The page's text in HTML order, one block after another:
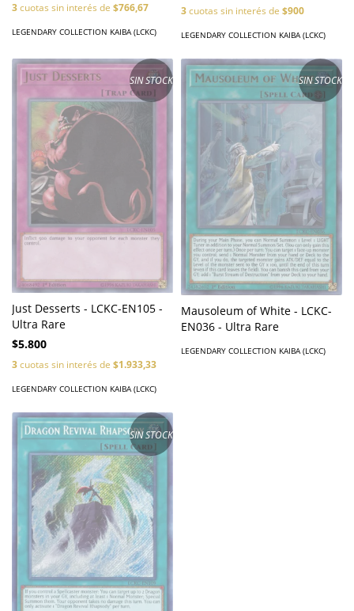
3cuotas sin interés de $766,67
LEGENDARY COLLECTION KAIBA (LCKC)
3cuotas sin interés de $900
LEGENDARY COLLECTION KAIBA (LCKC)
SIN STOCK
Just Desserts - LCKC-EN105 -
Ultra Rare
$5.800
3cuotas sin interés de $1.933,33
LEGENDARY COLLECTION KAIBA (LCKC)
SIN STOCK
Mausoleum of White - LCKC-
EN036 - Ultra Rare
LEGENDARY COLLECTION KAIBA (LCKC)
SIN STOCK